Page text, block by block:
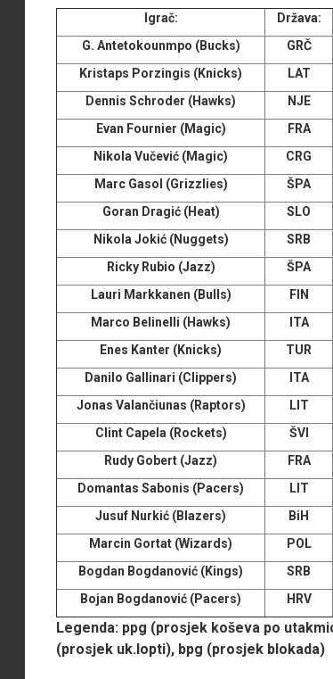
Igrač: Država:
G. Antetokounmpo (Bucks)
GRČ
Kristaps Porzingis (Knicks)
LAT
Dennis Schroder (Hawks)
NJE
Evan Fournier (Magic)
FRA
Nikola Vučević (Magic)
CRG
Marc Gasol (Grizzlies)
ŠPA
Goran Dragić (Heat)
SLO
Nikola Jokić (Nuggets)
SRB
Ricky Rubio (Jazz)
ŠPA
Lauri Markkanen (Bulls)
FIN
Marco Belinelli (Hawks)
ITA
Enes Kanter (Knicks)
TUR
Danilo Gallinari (Clippers)
ITA
Jonas Valančiunas (Raptors)
LIT
Clint Capela (Rockets)
ŠVI
Rudy Gobert (Jazz)
FRA
Domantas Sabonis (Pacers)
LIT
Jusuf Nurkić (Blazers)
BiH
Marcin Gortat (Wizards)
POL
Bogdan Bogdanović (Kings)
SRB
Bojan Bogdanović (Pacers)
HRV
Legenda: ppg (prosjek koševa po
(prosjek uk.lopti), bpg (prosjek blokada)